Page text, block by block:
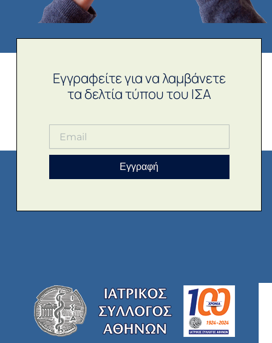
Εγγραφείτε για να λαμβάνετε
τα δελτία τύπου του ΙΣΑ
Εγγραφή